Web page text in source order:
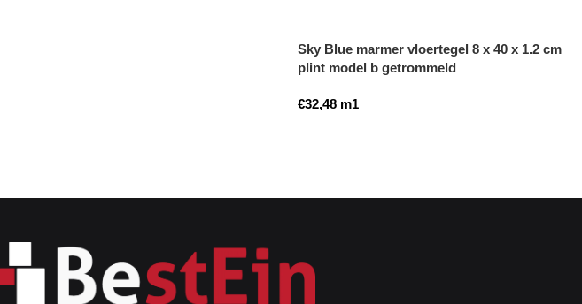
Sky Blue marmer vloertegel 8 x 40 x 1.2 cm
plint model b getrommeld
€32,48 m1